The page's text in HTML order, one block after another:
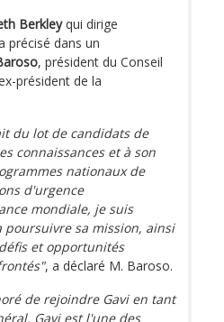
Berkleyqui dirige
précisé dans un
, président du Conseil
président de la
du lot de candidats de
connaissances et à son
nationaux de
d'urgence
mondiale, je suis
poursuivre sa mission, ainsi
et opportunités
, a déclaré M. Baroso.
de rejoindre Gavi en tant
Gavi est l'une des